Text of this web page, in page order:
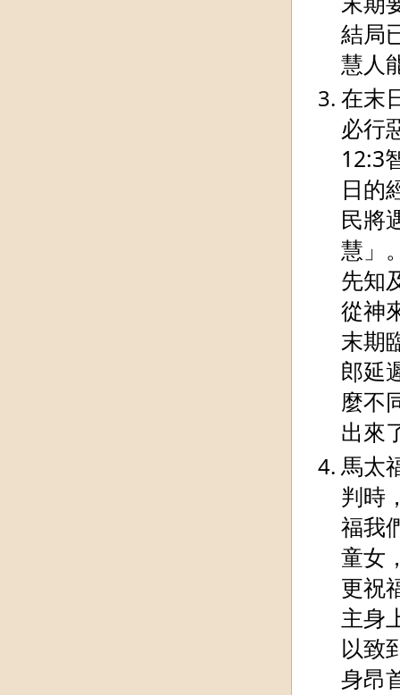
結局
慧人
在末
必行
12:3
日的
民將
慧」
先知
從神
末期
郎延
麼不
出來
馬太
判時
福我
童女
更祝
主身
以致
身昂